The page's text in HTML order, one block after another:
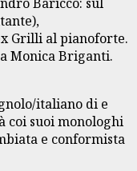
Grilli al pianoforte.
Monica Briganti.
italiano di e
coi suoi monologhi
e conformista